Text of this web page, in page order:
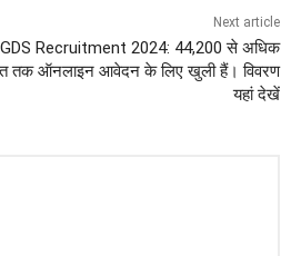
Next article
Recruitment 2024: 44,200 से अधिक
तक ऑनलाइन आवेदन के लिए खुली हैं। विवरण
यहां देखें